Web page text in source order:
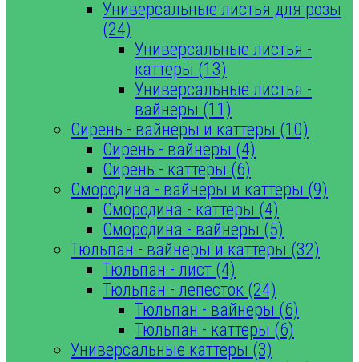
Универсальные листья для розы
(24)
Универсальные листья -
каттеры (13)
Универсальные листья -
вайнеры (11)
Сирень - вайнеры и каттеры (10)
Сирень - вайнеры (4)
Сирень - каттеры (6)
Смородина - вайнеры и каттеры (9)
Смородина - каттеры (4)
Смородина - вайнеры (5)
Тюльпан - вайнеры и каттеры (32)
Тюльпан - лист (4)
Тюльпан - лепесток (24)
Тюльпан - вайнеры (6)
Тюльпан - каттеры (6)
Универсальные каттеры (3)